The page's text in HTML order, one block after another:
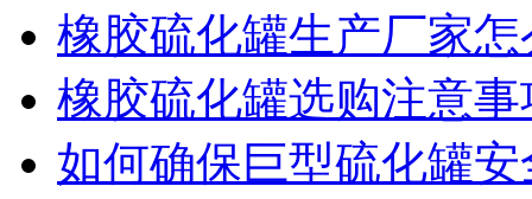
橡胶硫化罐生产厂家怎
橡胶硫化罐选购注意事
如何确保巨型硫化罐